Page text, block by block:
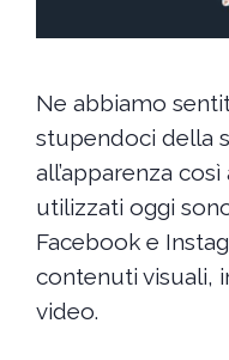
Ne abbiamo
stupendoci della
all’apparenza
utilizzati oggi
Facebook e
contenuti visuali,
video.